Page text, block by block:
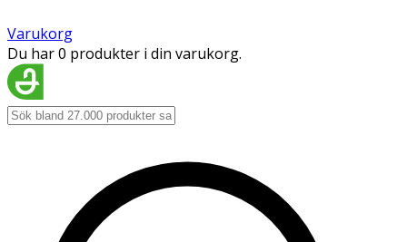
Varukorg
Du har 0 produkter i din varukorg.